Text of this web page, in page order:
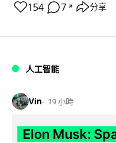
154 7 ↗ 分享
人工智能
Vin 19 小時
Elon Musk: